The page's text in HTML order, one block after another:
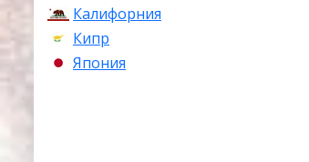
Калифорния
Кипр
Япония